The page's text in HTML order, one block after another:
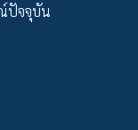
ปัจจุบัน